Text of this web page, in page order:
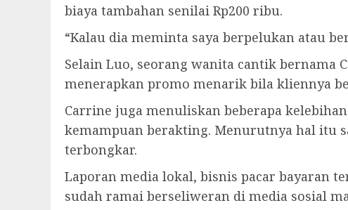
biaya tambahan senilai Rp200 ribu.
“Kalau dia meminta saya berpelukan atau
Selain Luo, seorang wanita cantik
menerapkan promo menarik bila kliennya
Carrine juga menuliskan beberapa
kemampuan berakting. Menurutnya hal itu
terbongkar.
Laporan media lokal, bisnis pacar bayaran
sudah ramai berseliweran di media sosial